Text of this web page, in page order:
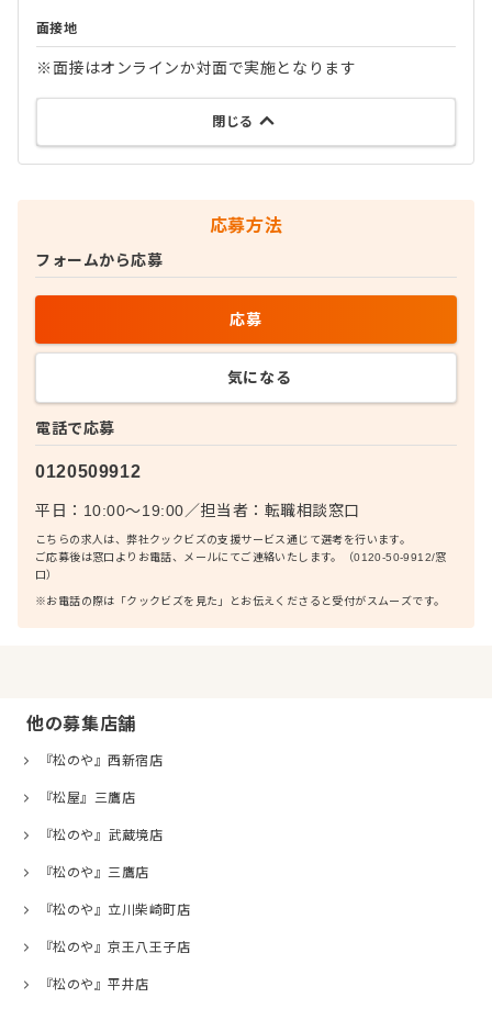
面接地
※面接はオンラインか対面で実施となります
閉じる
応募方法
電話で応募
0120509912
平日：10:00〜19:00／担当者： 転職相談窓口
こちらの求人は、弊社クックビズの支援サービス通じて選考を行います。
ご応募後は窓口よりお電話、メールにてご連絡いたします。（0120-50-9912/窓
口）
※お電話の際は「クックビズを見た」とお伝えくださると受付がスムーズです。
フォームから応募
応募
気になる
他の募集店舗
『松のや』西新宿店
『松屋』三鷹店
『松のや』武蔵境店
『松のや』三鷹店
『松のや』立川柴崎町店
『松のや』京王八王子店
『松のや』平井店